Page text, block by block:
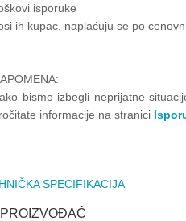
isporuke
ih kupac, naplaćuju se po
bismo izbegli neprijatne
informacije na stranici
SPECIFIKACIJA
PROIZVOĐAČ